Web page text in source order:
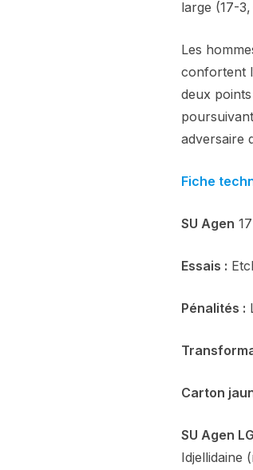
large (17-
Les
confortent
deux
adversaire
Fiche
SU Agen
Essais :
Pénalités :
Carton
SU Agen
Idjellidaine